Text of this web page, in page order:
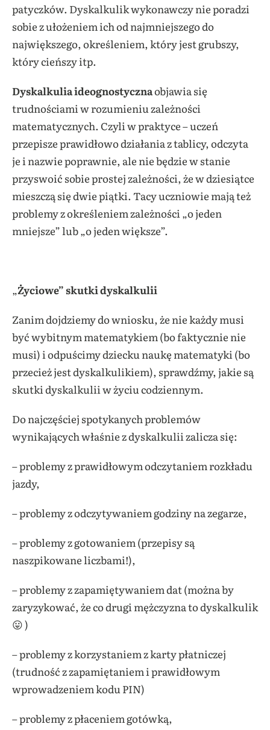
patyczków. Dyskalkulik wykonawczy nie poradzi
sobie z ułożeniem ich od najmniejszego do
największego, określeniem, który jest grubszy,
który cieńszy itp.
Dyskalkulia ideognostycznaobjawia się
trudnościami w rozumieniu zależności
matematycznych. Czyli w praktyce – uczeń
przepisze prawidłowo działania z tablicy, odczyta
je i nazwie poprawnie, ale nie będzie w stanie
przyswoić sobie prostej zależności, że w dziesiątce
mieszczą się dwie piątki. Tacy uczniowie mają też
problemy z określeniem zależności „o jeden
mniejsze” lub „o jeden większe”.
„Życiowe” skutki dyskalkulii
Zanim dojdziemy do wniosku, że nie każdy musi
być wybitnym matematykiem (bo faktycznie nie
musi) i odpuścimy dziecku naukę matematyki (bo
przecież jest dyskalkulikiem), sprawdźmy, jakie są
skutki dyskalkulii w życiu codziennym.
Do najczęściej spotykanych problemów
wynikających właśnie z dyskalkulii zalicza się:
– problemy z prawidłowym odczytaniem rozkładu
jazdy,
– problemy z odczytywaniem godziny na zegarze,
– problemy z gotowaniem (przepisy są
naszpikowane liczbami!),
– problemy z zapamiętywaniem dat (można by
zaryzykować, że co drugi mężczyzna to dyskalkulik
😛 )
– problemy z korzystaniem z karty płatniczej
(trudność z zapamiętaniem i prawidłowym
wprowadzeniem kodu PIN)
– problemy z płaceniem gotówką,